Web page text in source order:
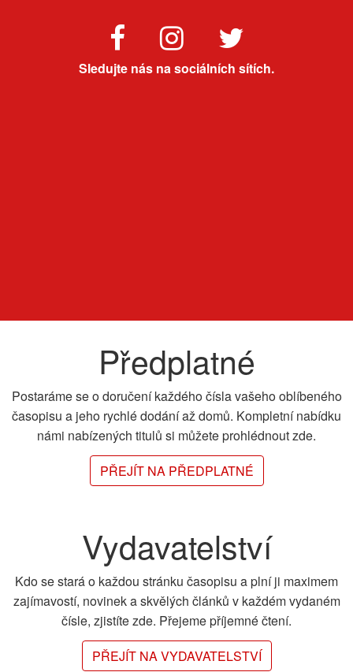
Sledujte nás na sociálních sítích.
Předplatné
Postaráme se o doručení každého čísla vašeho oblíbeného
časopisu a jeho rychlé dodání až domů. Kompletní nabídku
námi nabízených titulů si můžete prohlédnout zde.
PŘEJÍT NA PŘEDPLATNÉ
Vydavatelství
Kdo se stará o každou stránku časopisu a plní ji maximem
zajímavostí, novinek a skvělých článků v každém vydaném
čísle, zjistíte zde. Přejeme příjemné čtení.
PŘEJÍT NA VYDAVATELSTVÍ